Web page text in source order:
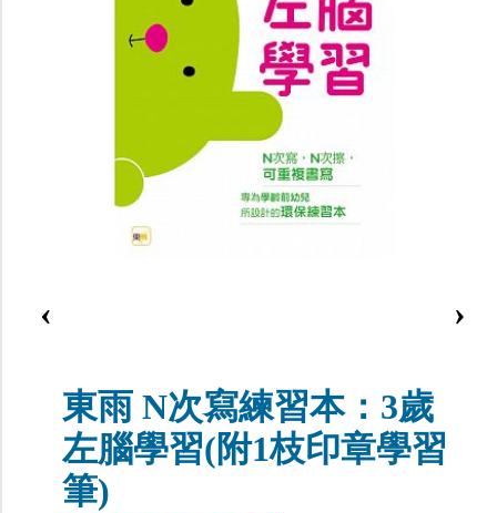
‹ ›
東雨 N次寫練習本：3歲
左腦學習(附1枝印章學習
筆)